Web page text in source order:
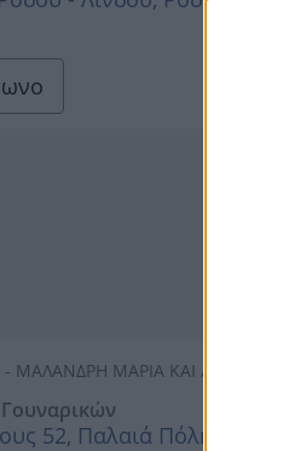
- ΜΑΛΑΝΔΡΗ ΜΑΡΙΑ ΚΑΙ ΑΣΗΜΙΝΑ ΟΕ
52, Παλαιά Πόλη, 85150,